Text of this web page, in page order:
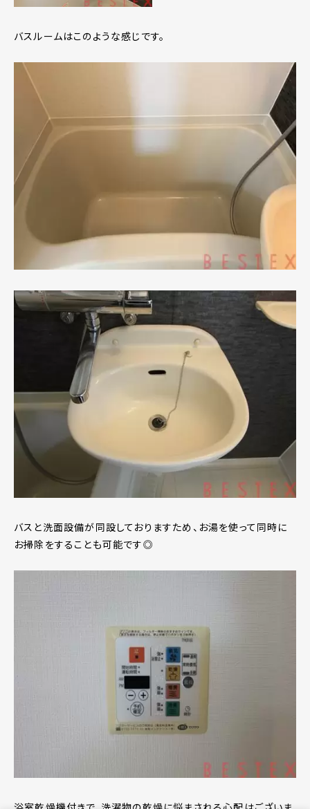
バスルームはこのような感じです。
バスと洗面設備が同設しておりますため、お湯を使って同時に
お掃除をすることも可能です◎